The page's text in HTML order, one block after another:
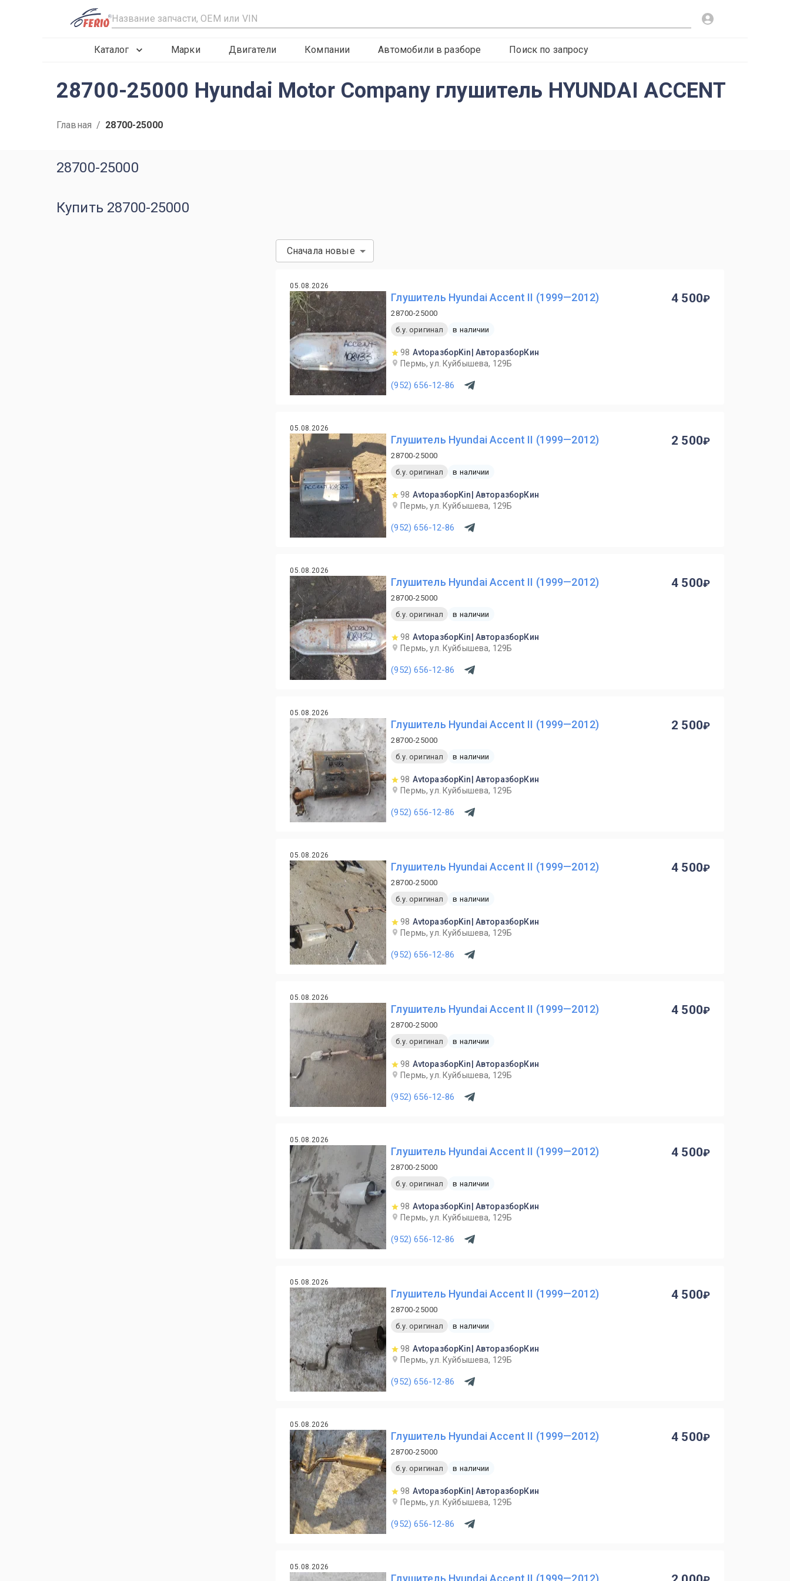
R
Каталог Марки Двигатели Компании Автомобили в разборе Поиск по запросу
28700-25000 Hyundai Motor Company глушитель HYUNDAI ACCENT
Главная / 28700-25000
28700-25000
Купить 28700-25000
Сначала новые
05.08.2026
Глушитель Hyundai Accent II (1999—2012)
28700-25000
б.у. оригинал
в наличии
98 AvtoразборKin| АвторазборКин
Пермь, ул. Куйбышева, 129Б
(952) 656-12-86
4 500
05.08.2026
Глушитель Hyundai Accent II (1999—2012)
28700-25000
б.у. оригинал
в наличии
98 AvtoразборKin| АвторазборКин
Пермь, ул. Куйбышева, 129Б
(952) 656-12-86
2 500
05.08.2026
Глушитель Hyundai Accent II (1999—2012)
28700-25000
б.у. оригинал
в наличии
98 AvtoразборKin| АвторазборКин
Пермь, ул. Куйбышева, 129Б
(952) 656-12-86
4 500
05.08.2026
Глушитель Hyundai Accent II (1999—2012)
28700-25000
б.у. оригинал
в наличии
98 AvtoразборKin| АвторазборКин
Пермь, ул. Куйбышева, 129Б
(952) 656-12-86
2 500
05.08.2026
Глушитель Hyundai Accent II (1999—2012)
28700-25000
б.у. оригинал
в наличии
98 AvtoразборKin| АвторазборКин
Пермь, ул. Куйбышева, 129Б
(952) 656-12-86
4 500
05.08.2026
Глушитель Hyundai Accent II (1999—2012)
28700-25000
б.у. оригинал
в наличии
98 AvtoразборKin| АвторазборКин
Пермь, ул. Куйбышева, 129Б
(952) 656-12-86
4 500
05.08.2026
Глушитель Hyundai Accent II (1999—2012)
28700-25000
б.у. оригинал
в наличии
98 AvtoразборKin| АвторазборКин
Пермь, ул. Куйбышева, 129Б
(952) 656-12-86
4 500
05.08.2026
Глушитель Hyundai Accent II (1999—2012)
28700-25000
б.у. оригинал
в наличии
98 AvtoразборKin| АвторазборКин
Пермь, ул. Куйбышева, 129Б
(952) 656-12-86
4 500
05.08.2026
Глушитель Hyundai Accent II (1999—2012)
28700-25000
б.у. оригинал
в наличии
98 AvtoразборKin| АвторазборКин
Пермь, ул. Куйбышева, 129Б
(952) 656-12-86
4 500
05.08.2026
Глушитель Hyundai Accent II (1999—2012)